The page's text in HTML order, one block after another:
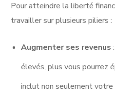
Pour atteindre la liberté
travailler sur plusieurs piliers :
Augmenter ses revenus
élevés, plus vous pourrez
inclut non seulement votre